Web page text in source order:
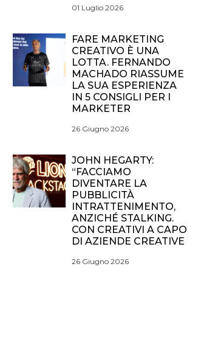
01 Luglio 2026
FARE MARKETING
CREATIVO È UNA
LOTTA. FERNANDO
MACHADO RIASSUME
LA SUA ESPERIENZA
IN 5 CONSIGLI PER I
MARKETER
26 Giugno 2026
JOHN HEGARTY:
“FACCIAMO
DIVENTARE LA
PUBBLICITÀ
INTRATTENIMENTO,
ANZICHÉ STALKING.
CON CREATIVI A CAPO
DI AZIENDE CREATIVE
26 Giugno 2026